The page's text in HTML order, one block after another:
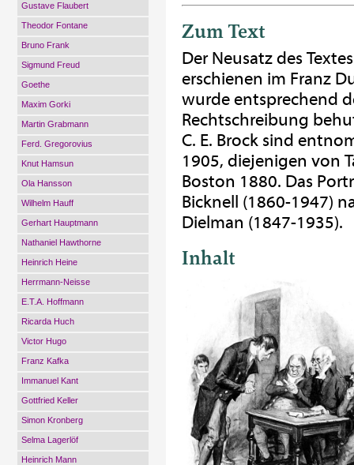
Gustave Flaubert
Theodor Fontane
Bruno Frank
Sigmund Freud
Goethe
Maxim Gorki
Martin Grabmann
Ferd. Gregorovius
Knut Hamsun
Ola Hansson
Wilhelm Hauff
Gerhart Hauptmann
Nathaniel Hawthorne
Heinrich Heine
Herrmann-Neisse
E.T.A. Hoffmann
Ricarda Huch
Victor Hugo
Franz Kafka
Immanuel Kant
Gottfried Keller
Simon Kronberg
Selma Lagerlöf
Heinrich Mann
Zum Text
Der Neusatz des
erschienen im Franz
wurde entsprechend
Rechtschreibung
C. E. Brock sind
1905, diejenigen von
Boston 1880. Das
Bicknell (1860-1947)
Dielman (1847-1935).
Inhalt